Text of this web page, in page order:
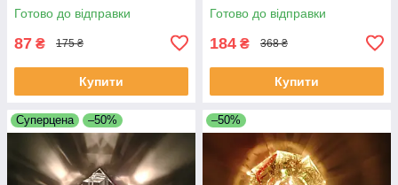
Готово до відправки
87 ₴ 175 ₴
Купити
Готово до відправки
184 ₴ 368 ₴
Купити
Суперцена –50% –50%